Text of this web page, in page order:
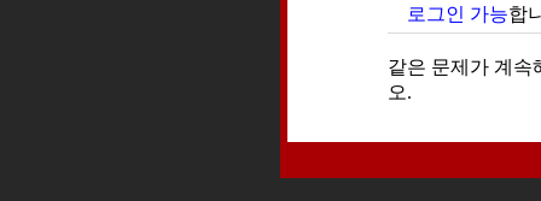
로그인 가능합
같은 문제가 계속
오.